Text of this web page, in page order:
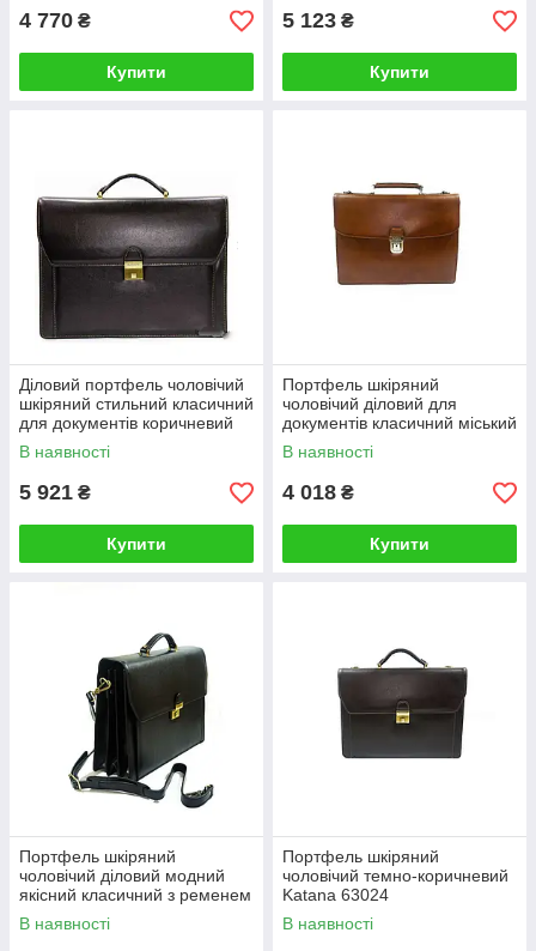
4 770 ₴
Купити
5 123 ₴
Купити
Діловий портфель чоловічий
шкіряний стильний класичний
для документів коричневий
В наявності
5 921 ₴
Купити
Портфель шкіряний
чоловічий діловий для
документів класичний міський
стильний рудий Katana
В наявності
4 018 ₴
Купити
Портфель шкіряний
чоловічий діловий модний
якісний класичний з ременем
на плече
В наявності
Портфель шкіряний
чоловічий темно-коричневий
Katana 63024
В наявності